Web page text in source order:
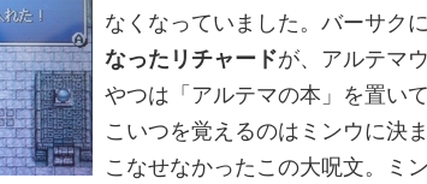
なくなっていました。バーサク
なったリチャードが、アルテマ
やつは「アルテマの本」を置い
こいつを覚えるのはミンウに決
こなせなかったこの大呪文。ミ